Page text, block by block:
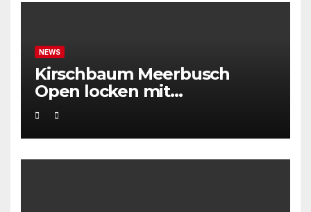
NEWS
Kirschbaum Meerbusch
Open locken mit
Weltklassetennis